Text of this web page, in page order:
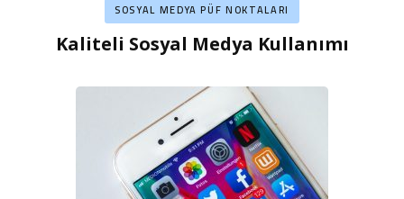
SOSYAL MEDYA PÜF NOKTALARI
Kaliteli Sosyal Medya Kullanımı